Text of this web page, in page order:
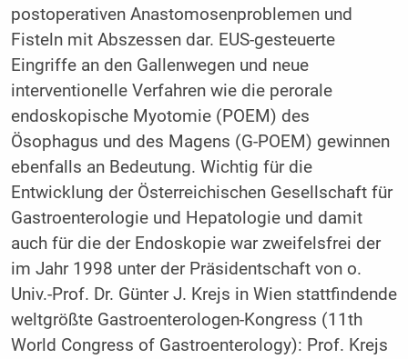
postoperativen Anastomosenproblemen und
Fisteln mit Abszessen dar. EUS-gesteuerte
Eingriffe an den Gallenwegen und neue
interventionelle Verfahren wie die perorale
endoskopische Myotomie (POEM) des
Ösophagus und des Magens (G-POEM) gewinnen
ebenfalls an Bedeutung. Wichtig für die
Entwicklung der Österreichischen Gesellschaft für
Gastroenterologie und Hepatologie und damit
auch für die der Endoskopie war zweifelsfrei der
im Jahr 1998 unter der Präsidentschaft von o.
Univ.-Prof. Dr. Günter J. Krejs in Wien stattfindende
weltgrößte Gastroenterologen-Kongress (11th
World Congress of Gastroenterology): Prof. Krejs